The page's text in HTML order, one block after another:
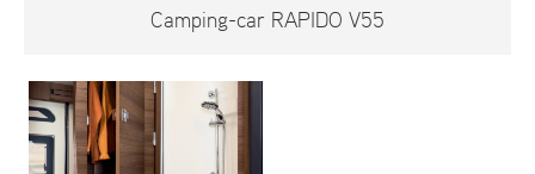
Camping-car RAPIDO V55